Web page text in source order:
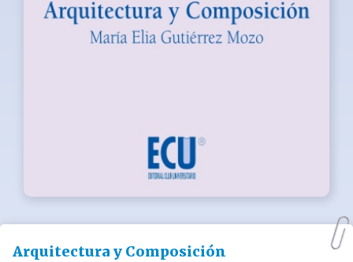
Arquitectura y Composición